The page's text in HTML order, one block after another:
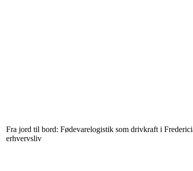
Fra jord til bord: Fødevarelogistik som drivkraft i
erhvervsliv